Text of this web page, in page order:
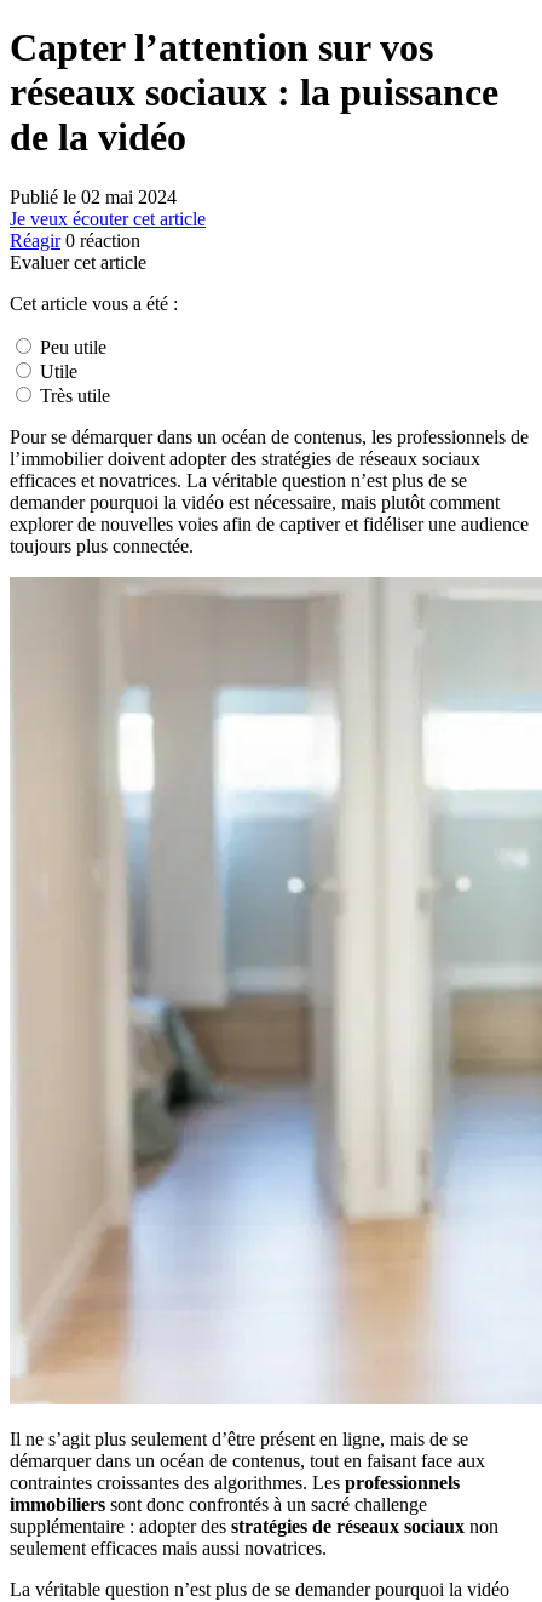
Capter l’attention sur vos
réseaux sociaux : la puissance
de la vidéo
Publié le 02 mai 2024
Je veux écouter cet article
Réagir 0 réaction
Evaluer cet article
Cet article vous a été :
Peu utile
Utile
Très utile
Pour se démarquer dans un océan de contenus, les professionnels de
l’immobilier doivent adopter des stratégies de réseaux sociaux
efficaces et novatrices. La véritable question n’est plus de se
demander pourquoi la vidéo est nécessaire, mais plutôt comment
explorer de nouvelles voies afin de captiver et fidéliser une audience
toujours plus connectée.
Il ne s’agit plus seulement d’être présent en ligne, mais de se
démarquer dans un océan de contenus, tout en faisant face aux
contraintes croissantes des algorithmes. Les professionnels
immobiliers sont donc confrontés à un sacré challenge
supplémentaire : adopter des stratégies de réseaux sociaux non
seulement efficaces mais aussi novatrices.
La véritable question n’est plus de se demander pourquoi la vidéo